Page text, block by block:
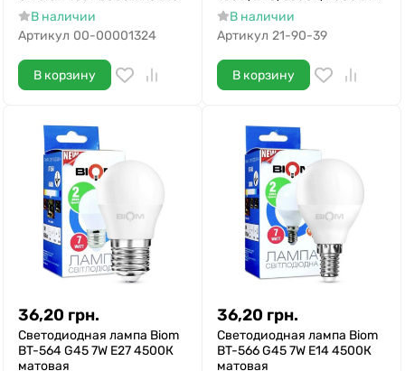
В наличии
Артикул 00-00001324
В корзину
В наличии
Артикул 21-90-39
В корзину
36,20 грн.
Светодиодная лампа Biom
BT-564 G45 7W E27 4500К
матовая
36,20 грн.
Светодиодная лампа Biom
BT-566 G45 7W E14 4500К
матовая